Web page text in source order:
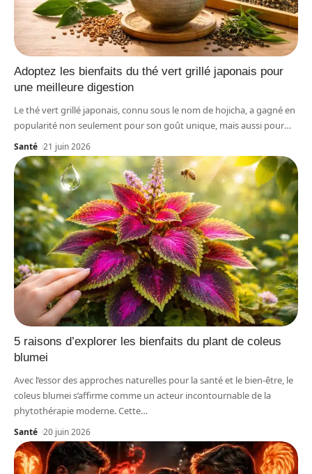
Adoptez les bienfaits du thé vert grillé japonais pour
une meilleure digestion
Le thé vert grillé japonais, connu sous le nom de hojicha, a gagné en
popularité non seulement pour son goût unique, mais aussi pour…
Santé 21 juin 2026
5 raisons d’explorer les bienfaits du plant de coleus
blumei
Avec l’essor des approches naturelles pour la santé et le bien-être, le
coleus blumei s’affirme comme un acteur incontournable de la
phytothérapie moderne. Cette…
Santé 20 juin 2026